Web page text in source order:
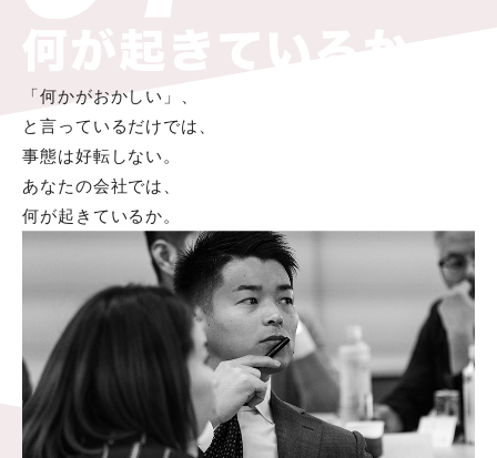
「何かがおかしい」、
と言っているだけでは、
事態は好転しない。
あなたの会社では、
何が起きているか。